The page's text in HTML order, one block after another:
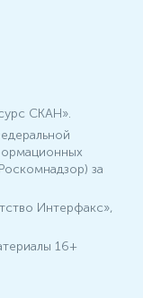
СКАН».
за
Интерфакс»,
16+